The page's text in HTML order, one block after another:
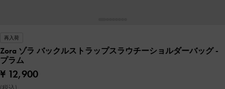
再入荷
Zora ゾラ バックルストラップスラウチーショルダーバッグ-
プラム
¥ 12,900